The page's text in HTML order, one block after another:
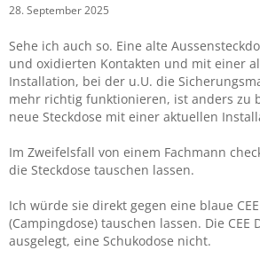
28. September 2025
Sehe ich auch so. Eine alte
und oxidierten Kontakten und mit einer
Installation, bei der u.U. die
mehr richtig funktionieren, ist anders zu
neue Steckdose mit einer aktuellen
Im Zweifelsfall von einem Fachmann
die Steckdose tauschen lassen.
Ich würde sie direkt gegen eine blaue
(Campingdose) tauschen lassen. Die CEE
ausgelegt, eine Schukodose nicht.